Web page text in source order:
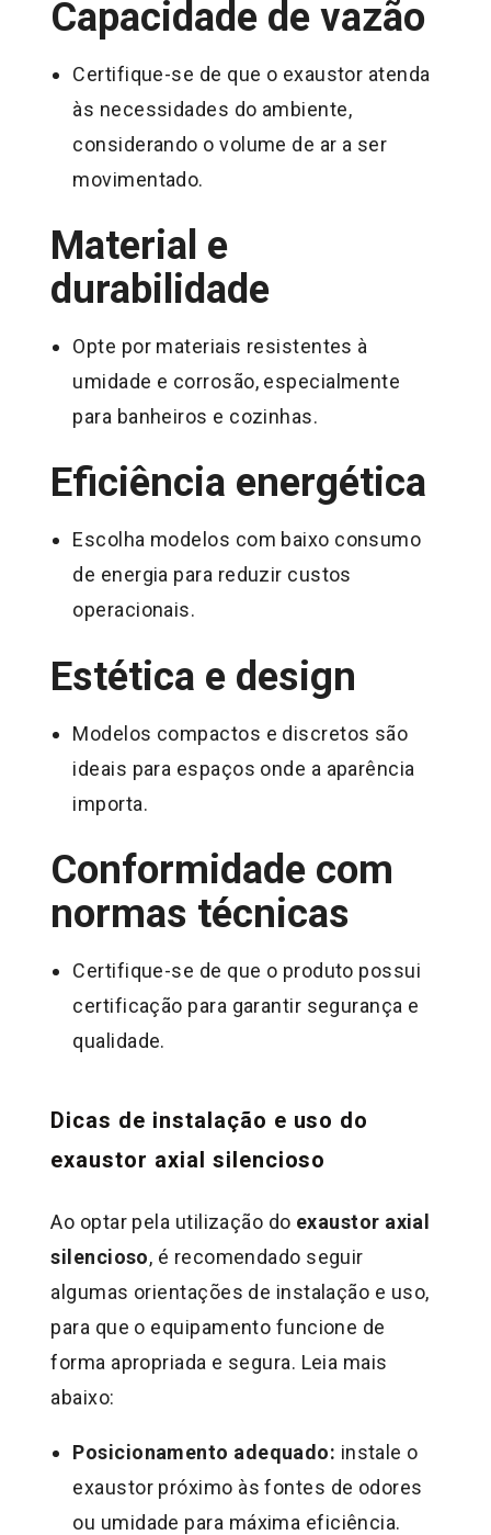
Capacidade de vazão
Certifique-se de que o exaustor atenda
às necessidades do ambiente,
considerando o volume de ar a ser
movimentado.
Material e
durabilidade
Opte por materiais resistentes à
umidade e corrosão, especialmente
para banheiros e cozinhas.
Eficiência energética
Escolha modelos com baixo consumo
de energia para reduzir custos
operacionais.
Estética e design
Modelos compactos e discretos são
ideais para espaços onde a aparência
importa.
Conformidade com
normas técnicas
Certifique-se de que o produto possui
certificação para garantir segurança e
qualidade.
Dicas de instalação e uso do
exaustor axial silencioso
Ao optar pela utilização do exaustor axial
silencioso, é recomendado seguir
algumas orientações de instalação e uso,
para que o equipamento funcione de
forma apropriada e segura. Leia mais
abaixo:
Posicionamento adequado: instale o
exaustor próximo às fontes de odores
ou umidade para máxima eficiência.